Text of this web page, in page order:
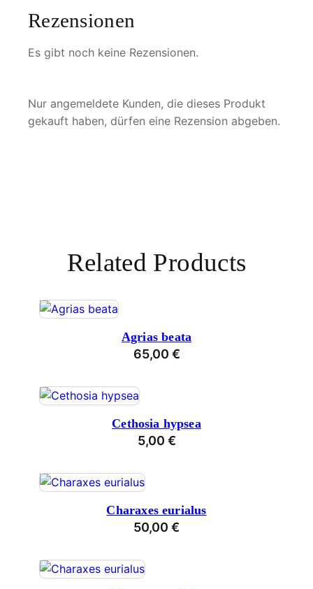
Rezensionen
Es gibt noch keine Rezensionen.
Nur angemeldete Kunden, die dieses Produkt
gekauft haben, dürfen eine Rezension abgeben.
Related Products
Agrias beata
65,00 €
Cethosia hypsea
5,00 €
Charaxes eurialus
50,00 €